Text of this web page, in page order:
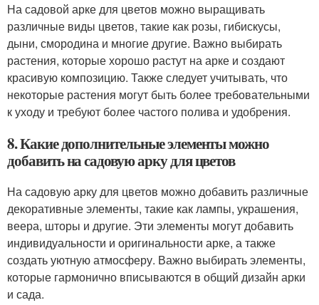
На садовой арке для цветов можно выращивать
различные виды цветов, такие как розы, гибискусы,
дыни, смородина и многие другие. Важно выбирать
растения, которые хорошо растут на арке и создают
красивую композицию. Также следует учитывать, что
некоторые растения могут быть более требовательными
к уходу и требуют более частого полива и удобрения.
8. Какие дополнительные элементы можно
добавить на садовую арку для цветов
На садовую арку для цветов можно добавить различные
декоративные элементы, такие как лампы, украшения,
веера, шторы и другие. Эти элементы могут добавить
индивидуальности и оригинальности арке, а также
создать уютную атмосферу. Важно выбирать элементы,
которые гармонично вписываются в общий дизайн арки
и сада.